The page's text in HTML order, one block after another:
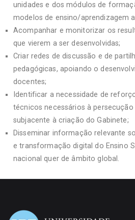
unidades e dos módulos de
modelos de ensino/aprendizagem
Acompanhar e monitorizar os
que vierem a ser desenvolvidas;
Criar redes de discussão e de
pedagógicas, apoiando o
docentes;
Identificar a necessidade de
técnicos necessários à
subjacente à criação do Gabinete;
Disseminar informação relevante
e transformação digital do Ensino
nacional quer de âmbito global.